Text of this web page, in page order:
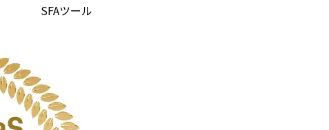
SFAツール